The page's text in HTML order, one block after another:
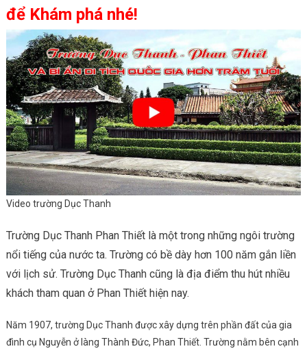
để Khám phá nhé!
Video trường Dục Thanh
Trường Dục Thanh Phan Thiết là một trong những ngôi trường
nổi tiếng của nước ta. Trường có bề dày hơn 100 năm gắn liền
với lịch sử. Trường Dục Thanh cũng là địa điểm thu hút nhiều
khách tham quan ở Phan Thiết hiện nay.
Năm 1907, trường Dục Thanh được xây dựng trên phần đất của gia
đình cụ Nguyễn ở làng Thành Đức, Phan Thiết. Trường nằm bên cạnh